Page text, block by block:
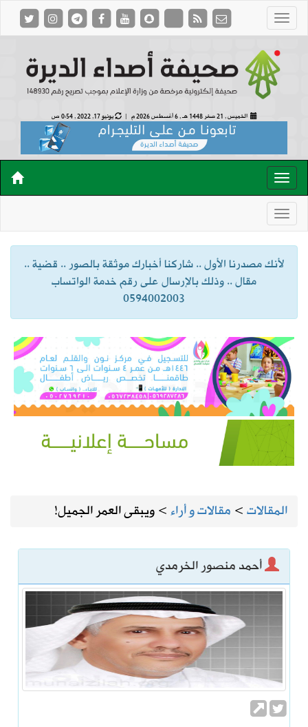
الخميس , 21 صفر 1448 هـ , 6 أغسطس 2026 م | يونيو 17, 2022 , 0:54 ص
لأنك مصدرنا الأول .. شاركنا أخبارك موثقة بالصور .. قضية ..
مقال .. وذلك بالإرسال على رقم خدمة الواتساب
0594002003
المقالات> مقالات و أراء>ويبقى العمر الجميل!
أحمد منصور الخرمدي